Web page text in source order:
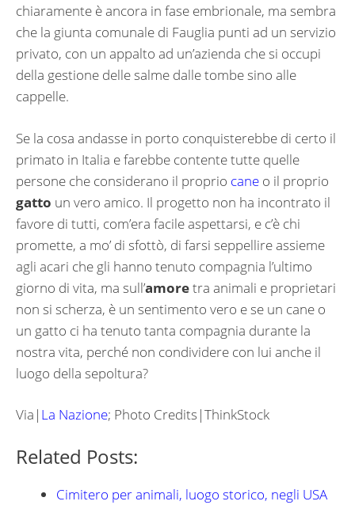
chiaramente è ancora in fase embrionale, ma sembra
che la giunta comunale di Fauglia punti ad un servizio
privato, con un appalto ad un’azienda che si occupi
della gestione delle salme dalle tombe sino alle
cappelle.
Se la cosa andasse in porto conquisterebbe di certo il
primato in Italia e farebbe contente tutte quelle
persone che considerano il proprio cane o il proprio
gatto un vero amico. Il progetto non ha incontrato il
favore di tutti, com’era facile aspettarsi, e c’è chi
promette, a mo’ di sfottò, di farsi seppellire assieme
agli acari che gli hanno tenuto compagnia l’ultimo
giorno di vita, ma sull’amoretra animali e proprietari
non si scherza, è un sentimento vero e se un cane o
un gatto ci ha tenuto tanta compagnia durante la
nostra vita, perché non condividere con lui anche il
luogo della sepoltura?
Via| La Nazione; Photo Credits|ThinkStock
Related Posts:
Cimitero per animali, luogo storico, negli USA